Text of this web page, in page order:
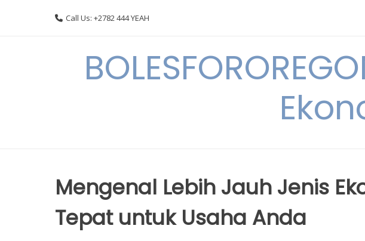
Call Us: +2782 444 YEAH
Mengenal Lebih Jauh Jenis
Tepat untuk Usaha Anda